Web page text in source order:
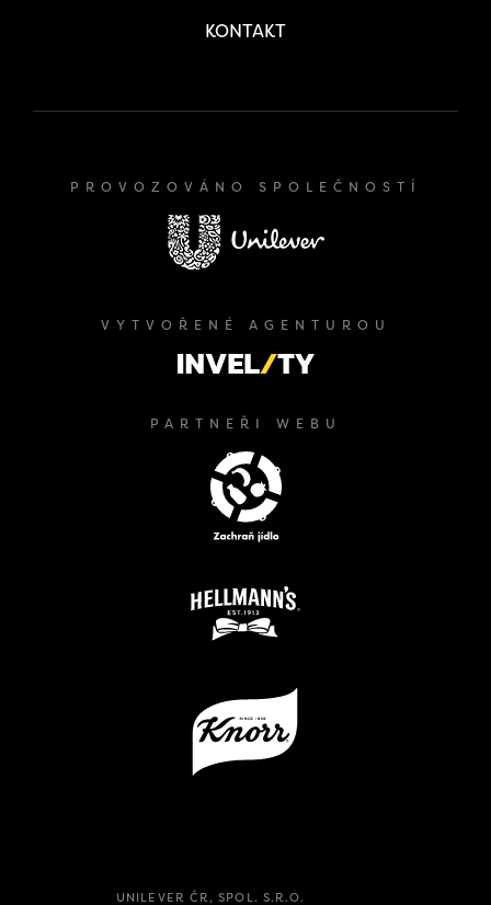
KONTAKT
PROVOZOVÁNO SPOLEČNOSTÍ
VYTVOŘENÉ AGENTUROU
PARTNEŘI WEBU
UNILEVER ČR, SPOL. S.R.O.